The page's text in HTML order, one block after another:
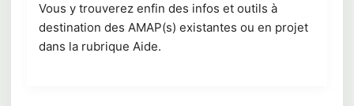
Vous y trouverez enfin des infos et outils à
destination des AMAP(s) existantes ou en projet
dans la rubrique Aide.